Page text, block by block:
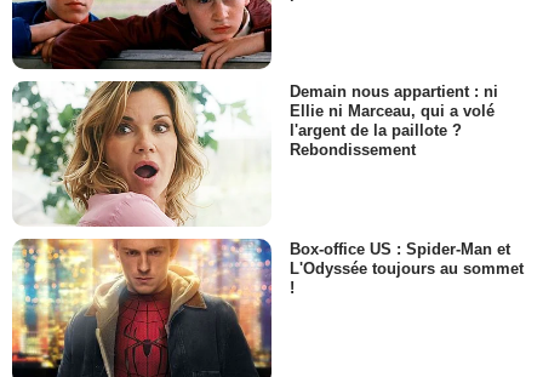
Demain nous appartient : ni
Ellie ni Marceau, qui a volé
l'argent de la paillote ?
Rebondissement
Box-office US : Spider-Man et
L'Odyssée toujours au sommet
!